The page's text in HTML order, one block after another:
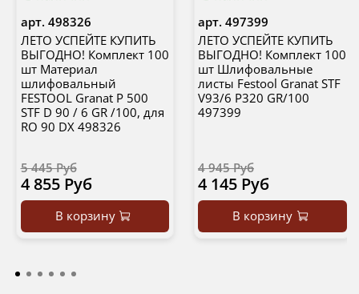
арт. 498326
ЛЕТО УСПЕЙТЕ КУПИТЬ
ВЫГОДНО! Комплект 100
шт Материал
шлифовальный
FESTOOL Granat P 500
STF D 90 / 6 GR /100, для
RO 90 DX 498326
5 445 Руб
4 855 Руб
В корзину
арт. 497399
ЛЕТО УСПЕЙТЕ КУПИТЬ
ВЫГОДНО! Комплект 100
шт Шлифовальные
листы Festool Granat STF
V93/6 P320 GR/100
497399
4 945 Руб
4 145 Руб
В корзину